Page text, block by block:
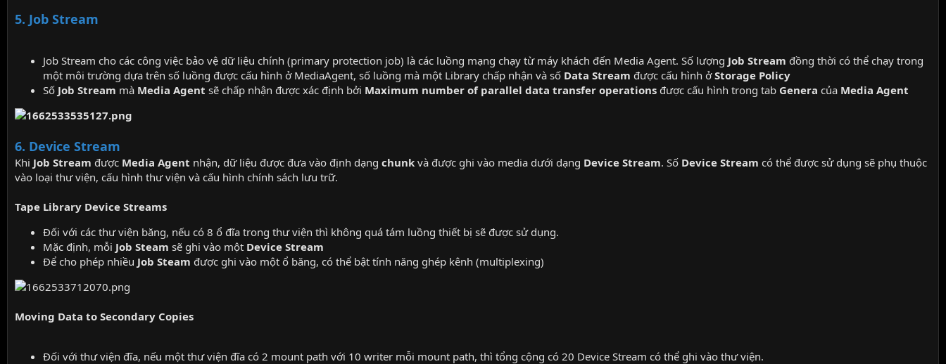
5. Job Stream
Job Stream cho các công việc bảo vệ dữ liệu chính (primary protection job) là các luồng mạng chạy từ máy khách đến Media Agent. Số lượng Job Stream đồng thời có thể chạy trong
một môi trường dựa trên số luồng được cấu hình ở MediaAgent, số luồng mà một Library chấp nhận và số Data Stream được cấu hình ởStorage Policy
Số Job Stream mà Media Agent sẽ chấp nhận được xác định bởi Maximum number of parallel data transfer operations được cấu hình trong tab Genera của Media Agent
6. Device Stream
Khi Job Stream được Media Agent nhận, dữ liệu được đưa vào định dạng chunk và được ghi vào media dưới dạng Device Stream. Số Device Stream có thể được sử dụng sẽ phụ thuộc
vào loại thư viện, cấu hình thư viện và cấu hình chính sách lưu trữ.
Tape Library Device Streams
Đối với các thư viện băng, nếu có 8 ổ đĩa trong thư viện thì không quá tám luồng thiết bị sẽ được sử dụng.
Mặc định, mỗi Job Steam sẽ ghi vào một Device Stream
Để cho phép nhiều Job Steam được ghi vào một ổ băng, có thể bật tính năng ghép kênh (multiplexing)
Moving Data to Secondary Copies
Đối với thư viện đĩa, nếu một thư viện đĩa có 2 mount path với 10 writer mỗi mount path, thì tổng cộng có 20 Device Stream có thể ghi vào thư viện.